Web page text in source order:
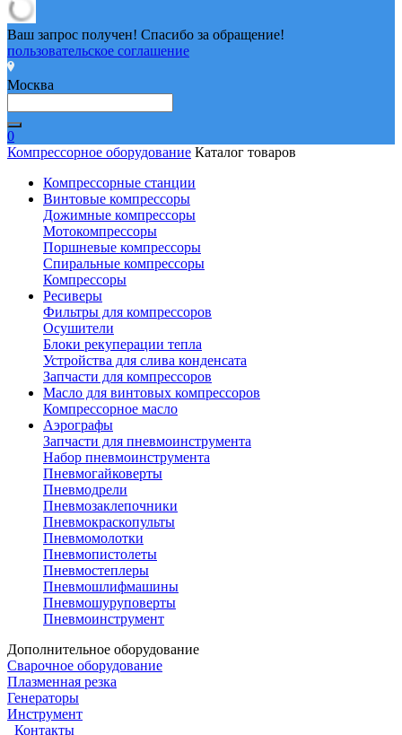
Ваш запрос получен! Спасибо за обращение!
пользовательское соглашение
Москва
0
Компрессорное оборудование Каталог товаров
Компрессорные станции
Винтовые компрессоры
Дожимные компрессоры
Мотокомпрессоры
Поршневые компрессоры
Спиральные компрессоры
Компрессоры
Ресиверы
Фильтры для компрессоров
Осушители
Блоки рекуперации тепла
Устройства для слива конденсата
Запчасти для компрессоров
Масло для винтовых компрессоров
Компрессорное масло
Аэрографы
Запчасти для пневмоинструмента
Набор пневмоинструмента
Пневмогайковерты
Пневмодрели
Пневмозаклепочники
Пневмокраскопульты
Пневмомолотки
Пневмопистолеты
Пневмостеплеры
Пневмошлифмашины
Пневмошуруповерты
Пневмоинструмент
Дополнительное оборудование
Сварочное оборудование
Плазменная резка
Генераторы
Инструмент
Контакты